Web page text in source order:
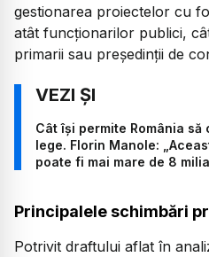
gestionarea proiectelor cu
atât funcționarilor publici,
primarii sau președinții de
Cât își permite România
lege. Florin Manole:
poate fi mai mare de 8
Principalele schimbări
Potrivit draftului aflat în